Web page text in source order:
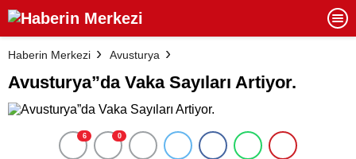
Haberin Merkezi Avusturya
Avusturya”da Vaka Sayıları Artiyor.
6 0